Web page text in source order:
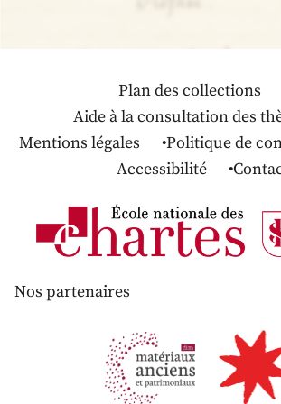
Plan des collections
Aide à la consultation des
Mentions légales
Politique de
Accessibilité
Nos partenaires